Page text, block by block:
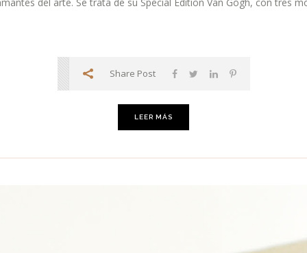
Share Post
LEER MÁS